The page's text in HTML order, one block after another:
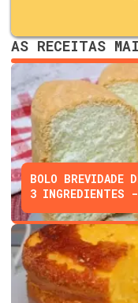
AS RECEITAS
BOLO BREVIDADE
3 INGREDIENTES